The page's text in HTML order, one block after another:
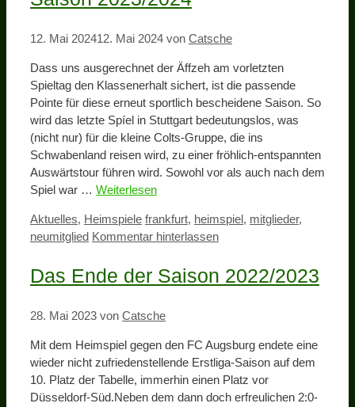
12. Mai 202412. Mai 2024 von Catsche
Dass uns ausgerechnet der Äffzeh am vorletzten
Spieltag den Klassenerhalt sichert, ist die passende
Pointe für diese erneut sportlich bescheidene Saison. So
wird das letzte Spíel in Stuttgart bedeutungslos, was
(nicht nur) für die kleine Colts-Gruppe, die ins
Schwabenland reisen wird, zu einer fröhlich-entspannten
Auswärtstour führen wird. Sowohl vor als auch nach dem
Spiel war … Weiterlesen
Kategorien
Aktuelles, Heimspiele Schlagwörter
frankfurt, heimspiel, mitglieder,
neumitglied Kommentar hinterlassen
Das Ende der Saison 2022/2023
28. Mai 2023 von Catsche
Mit dem Heimspiel gegen den FC Augsburg endete eine
wieder nicht zufriedenstellende Erstliga-Saison auf dem
10. Platz der Tabelle, immerhin einen Platz vor
Düsseldorf-Süd.Neben dem dann doch erfreulichen 2:0-